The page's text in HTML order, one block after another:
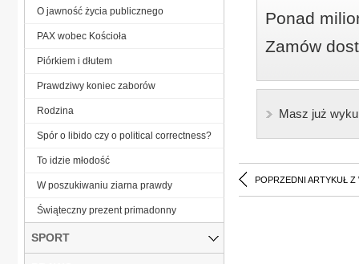
Ponad
Zamów
Masz już
POPRZEDNI ARTYKUŁ Z
O jawność życia publicznego
PAX wobec Kościoła
Piórkiem i dłutem
Prawdziwy koniec zaborów
Rodzina
Spór o libido czy o political correctness?
To idzie młodość
W poszukiwaniu ziarna prawdy
Świąteczny prezent primadonny
SPORT